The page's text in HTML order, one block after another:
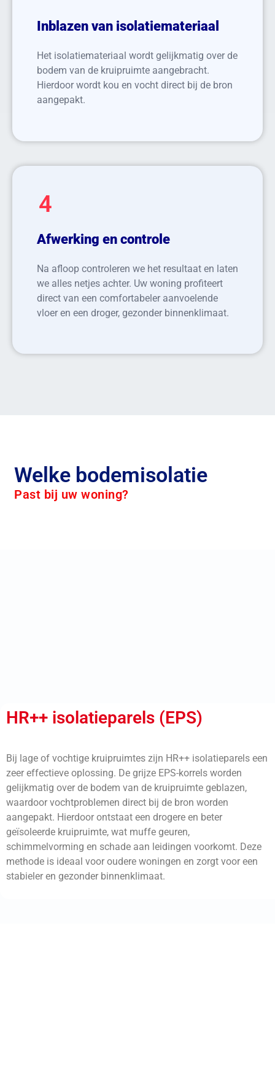
Inblazen van isolatiemateriaal
Het isolatiemateriaal wordt gelijkmatig over de
bodem van de kruipruimte aangebracht.
Hierdoor wordt kou en vocht direct bij de bron
aangepakt.
4
Afwerking en controle
Na afloop controleren we het resultaat en laten
we alles netjes achter. Uw woning profiteert
direct van een comfortabeler aanvoelende
vloer en een droger, gezonder binnenklimaat.
Welke bodemisolatie
Past bij uw woning?
HR++ isolatieparels (EPS)
Bij lage of vochtige kruipruimtes zijn HR++ isolatieparels een
zeer effectieve oplossing. De grijze EPS-korrels worden
gelijkmatig over de bodem van de kruipruimte geblazen,
waardoor vochtproblemen direct bij de bron worden
aangepakt. Hierdoor ontstaat een drogere en beter
geïsoleerde kruipruimte, wat muffe geuren,
schimmelvorming en schade aan leidingen voorkomt. Deze
methode is ideaal voor oudere woningen en zorgt voor een
stabieler en gezonder binnenklimaat.